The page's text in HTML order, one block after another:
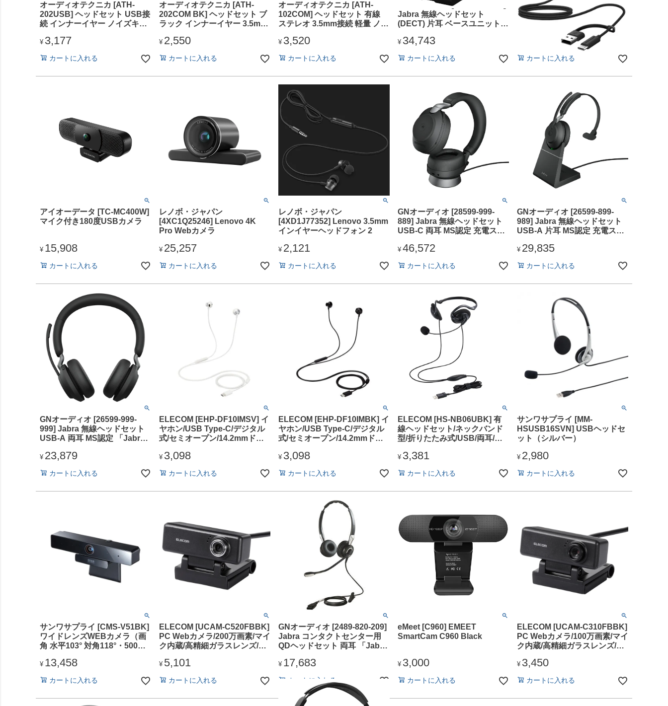
オーディオテクニカ [ATH-
202USB] ヘッドセット USB接
続 インナーイヤー ノイズキャ
ントローラー ミュートスイッ
¥ 3,177
カートに入れる
オーディオテクニカ [ATH-
202COM BK] ヘッドセット ブ
ラック インナーイヤー 3.5mm
ングマイク 手元コントローラ
¥ 2,550
カートに入れる
オーディオテクニカ [ATH-
102COM] ヘッドセット 有線
ステレオ 3.5mm接続 軽量 ノイ
ローラー ミュートスイッチ
¥ 3,520
カートに入れる
GNオーディオ [9653-553-136]
Jabra 無線ヘッドセット
(DECT) 片耳 ベースユニット付
Mono」
¥ 34,743
カートに入れる
GNオーディオ [23189-999-
779] Jabra USBヘッドセット
USB-C/A 両耳 MS認定「Jabra
Evolve2 30 SE MS Stereo
カートに入れる
アイオーデータ [TC-MC400W]
マイク付き180度USBカメラ
¥ 15,908
カートに入れる
レノボ・ジャパン
[4XC1Q25246] Lenovo 4K
Pro Webカメラ
¥ 25,257
カートに入れる
レノボ・ジャパン
[4XD1J77352] Lenovo 3.5mm
インイヤーヘッドフォン 2
¥ 2,121
カートに入れる
GNオーディオ [28599-999-
889] Jabra 無線ヘッドセット
USB-C 両耳 MS認定 充電スタ
Stereo USB-C Stand Black」
¥ 46,572
カートに入れる
GNオーディオ [26599-899-
989] Jabra 無線ヘッドセット
USB-A 片耳 MS認定 充電スタ
Mono USB-A Stand Black」
¥ 29,835
カートに入れる
GNオーディオ [26599-999-
999] Jabra 無線ヘッドセット
USB-A 両耳 MS認定 「Jabra
Black」
¥ 23,879
カートに入れる
ELECOM [EHP-DF10IMSV] イ
ヤホン/USB Type-C/デジタル
式/セミオープン/14.2mmドラ
¥ 3,098
カートに入れる
ELECOM [EHP-DF10IMBK] イ
ヤホン/USB Type-C/デジタル
式/セミオープン/14.2mmドラ
¥ 3,098
カートに入れる
ELECOM [HS-NB06UBK] 有
線ヘッドセット/ネックバンド
型/折りたたみ式/USB/両耳/ブ
¥ 3,381
カートに入れる
サンワサプライ [MM-
HSUSB16SVN] USBヘッドセ
ット（シルバー）
¥ 2,980
カートに入れる
サンワサプライ [CMS-V51BK]
ワイドレンズWEBカメラ（画
角 水平103° 対角118°・500万
¥ 13,458
カートに入れる
ELECOM [UCAM-C520FBBK]
PC Webカメラ/200万画素/マイ
ク内蔵/高精細ガラスレンズ/ブ
¥ 5,101
カートに入れる
GNオーディオ [2489-820-209]
Jabra コンタクトセンター用
QDヘッドセット 両耳 「Jabra
¥ 17,683
カートに入れる
eMeet [C960] EMEET
SmartCam C960 Black
¥ 3,000
カートに入れる
ELECOM [UCAM-C310FBBK]
PC Webカメラ/100万画素/マイ
ク内蔵/高精細ガラスレンズ/ブ
¥ 3,450
カートに入れる